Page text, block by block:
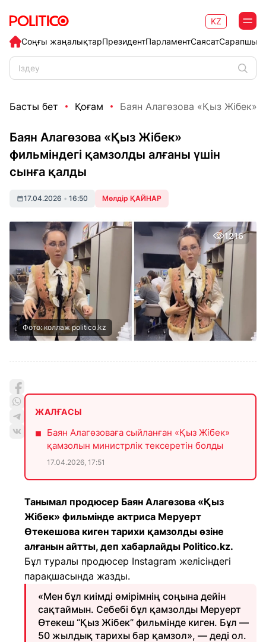
Соңғы жаңалықтарПрезидентПарламентСаясат
KZ
Басты бет Қоғам Баян Алагөзова «Қыз Жібек»
Баян Алагөзова «Қыз Жібек»
фильміндегі қамзолды алғаны үшін
сынға қалды
17.04.2026 • 16:50 Мөлдір ҚАЙНАР
1216
Фото: коллаж politico.kz
ЖАЛҒАСЫ
Баян Алагөзоваға сыйланған «Қыз Жібек»
қамзолын министрлік тексеретін болды
17.04.2026, 17:51
Танымал продюсер Баян Алагөзова «Қыз
Жібек» фильмінде актриса Меруерт
Өтекешова киген тарихи қамзолды өзіне
алғанын айтты, деп хабарлайды Politico.kz.
Бұл туралы продюсер Instagram желісіндегі
парақшасында жазды.
«Мен бұл киімді өмірімнің соңына дейін
сақтаймын. Себебі бұл қамзолды Меруерт
Өтекеш “Қыз Жібек” фильмінде киген. Бұл —
50 жылдық тарихы бар қамзол», — деді ол.